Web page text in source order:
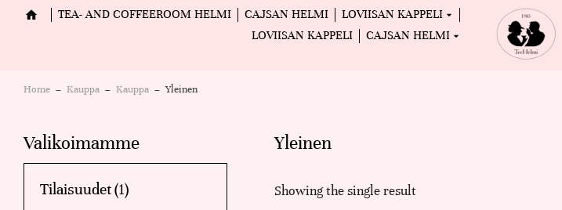
TEA- AND COFFEEROOM HELMI CAJSAN HELMI
LOVIISAN KAPPELI
LOVIISAN KAPPELI
CAJSAN HELMI
You are here:
Home Kauppa Kauppa Yleinen
Valikoimamme
Tilaisuudet(1)
Yleinen
Showing the single result